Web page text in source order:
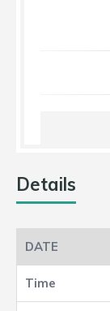
Details